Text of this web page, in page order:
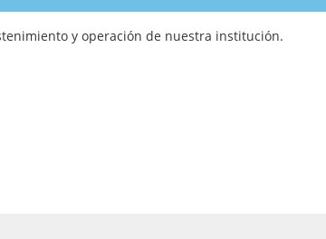
y operación de nuestra institución.